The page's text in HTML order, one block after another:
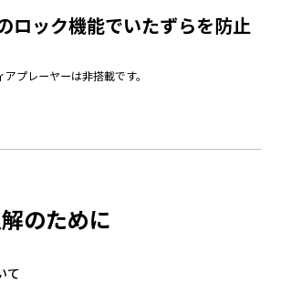
ロック機能でいたずらを防止
プレーヤーは非搭載です。
のために
て